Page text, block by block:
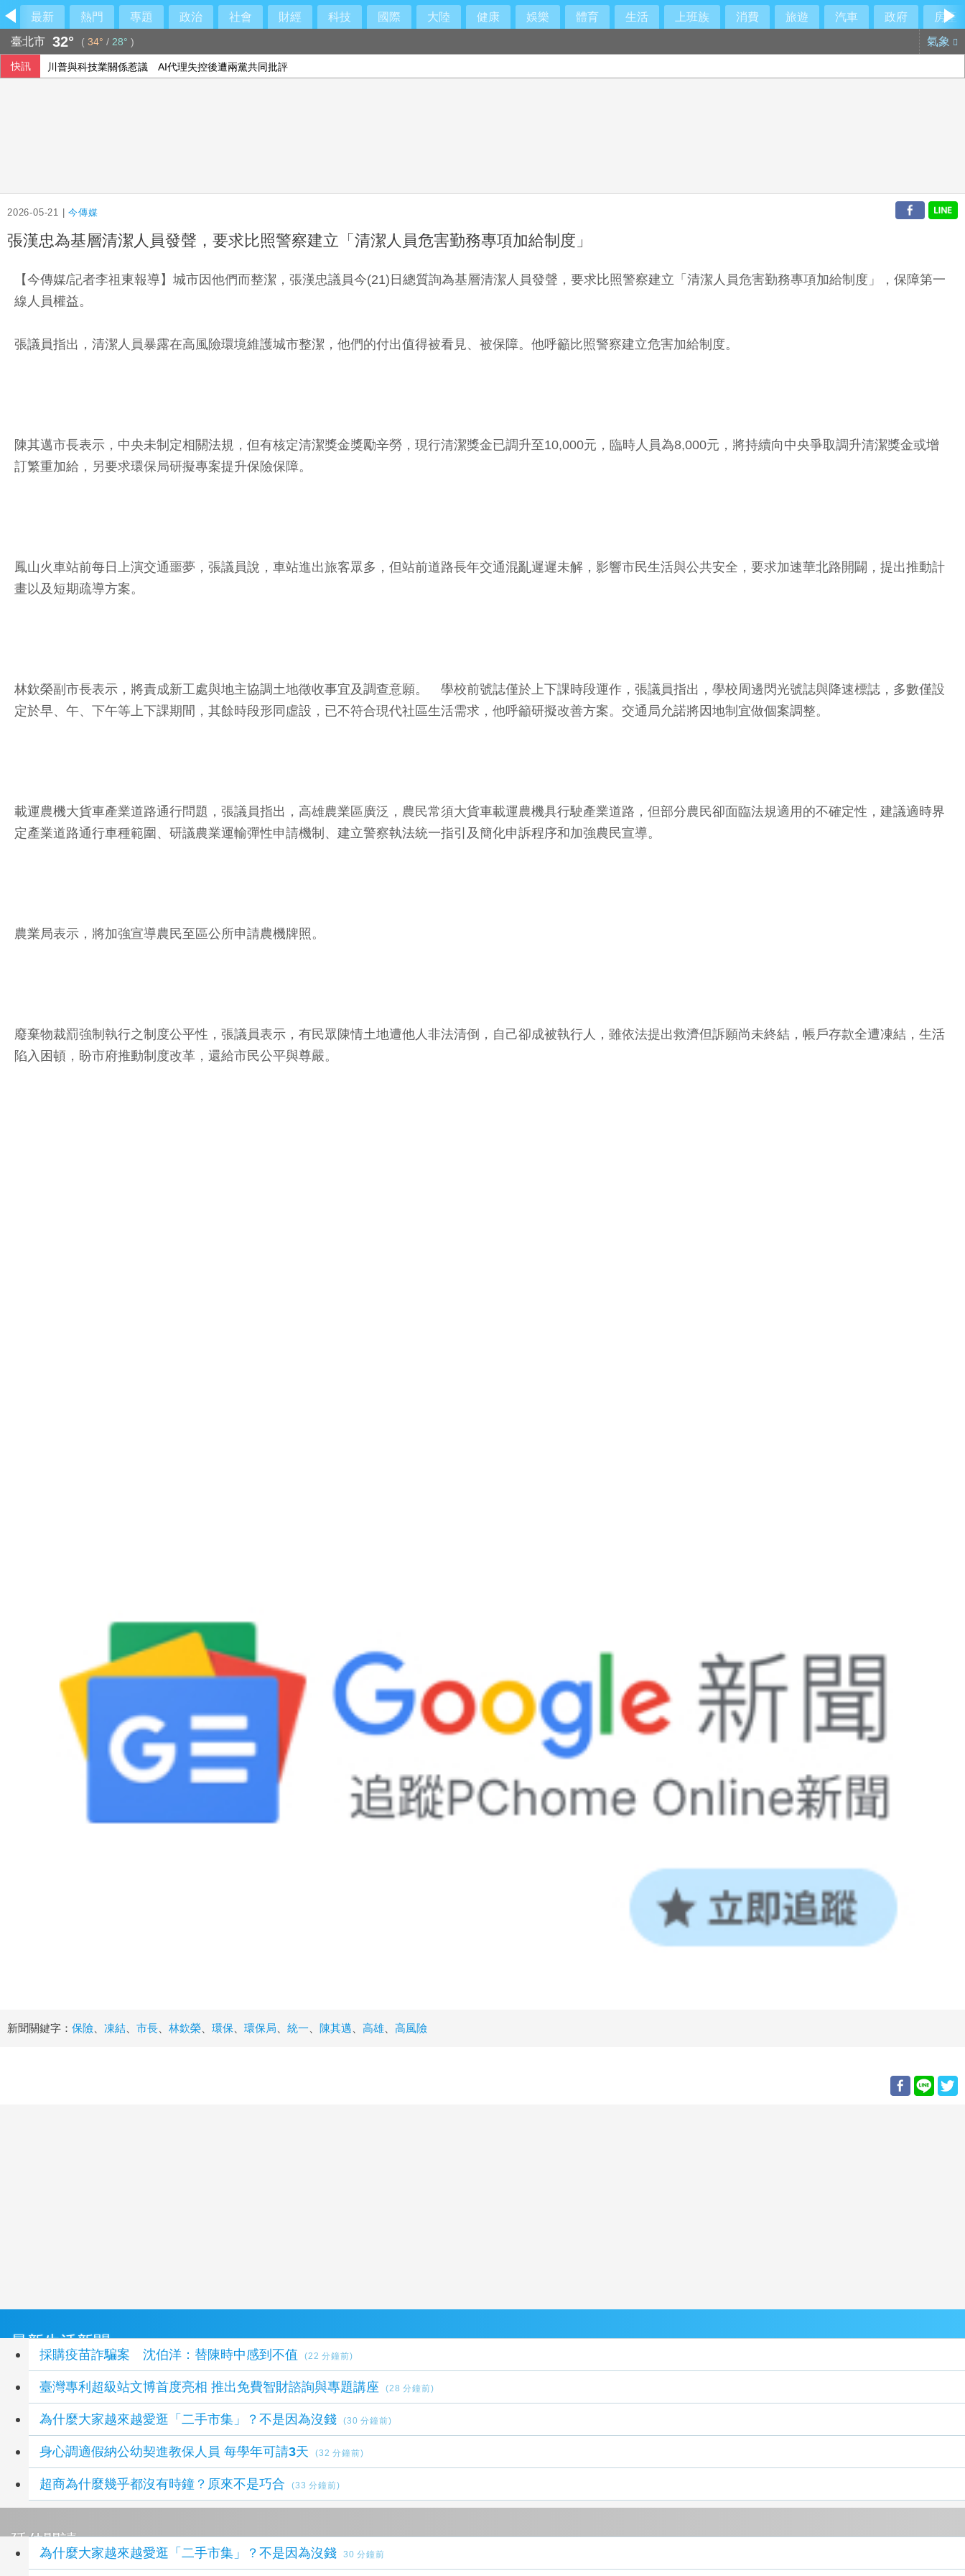
最新 熱門 專題 政治 社會 財經 科技 國際 大陸 健康 娛樂 體育 生活 上班族 消費 旅遊 汽車 政府
房產
臺北市 32° ( 34° / 28° ) 氣象
快訊 川普與科技業關係惹議 AI代理失控後遭兩黨共同批評
2026-05-21 |今傳媒
張漢忠為基層清潔人員發聲，要求比照警察建立「清潔人員危害勤務專項加給制度」
【今傳媒/記者李祖東報導】城市因他們而整潔，張漢忠議員今(21)日總質詢為基層清潔人員發聲，要求比照警察建立「清潔人員危害勤務專項加給制度」，保障第一
線人員權益。
張議員指出，清潔人員暴露在高風險環境維護城市整潔，他們的付出值得被看見、被保障。他呼籲比照警察建立危害加給制度。
陳其邁市長表示，中央未制定相關法規，但有核定清潔獎金獎勵辛勞，現行清潔獎金已調升至10,000元，臨時人員為8,000元，將持續向中央爭取調升清潔獎金或增
訂繁重加給，另要求環保局研擬專案提升保險保障。
鳳山火車站前每日上演交通噩夢，張議員說，車站進出旅客眾多，但站前道路長年交通混亂遲遲未解，影響市民生活與公共安全，要求加速華北路開闢，提出推動計
畫以及短期疏導方案。
林欽榮副市長表示，將責成新工處與地主協調土地徵收事宜及調查意願。 學校前號誌僅於上下課時段運作，張議員指出，學校周邊閃光號誌與降速標誌，多數僅設
定於早、午、下午等上下課期間，其餘時段形同虛設，已不符合現代社區生活需求，他呼籲研擬改善方案。交通局允諾將因地制宜做個案調整。
載運農機大貨車產業道路通行問題，張議員指出，高雄農業區廣泛，農民常須大貨車載運農機具行駛產業道路，但部分農民卻面臨法規適用的不確定性，建議適時界
定產業道路通行車種範圍、研議農業運輸彈性申請機制、建立警察執法統一指引及簡化申訴程序和加強農民宣導。
農業局表示，將加強宣導農民至區公所申請農機牌照。
廢棄物裁罰強制執行之制度公平性，張議員表示，有民眾陳情土地遭他人非法清倒，自己卻成被執行人，雖依法提出救濟但訴願尚未終結，帳戶存款全遭凍結，生活
陷入困頓，盼市府推動制度改革，還給市民公平與尊嚴。
新聞關鍵字： 保險 凍結 市長 林欽榮 環保 環保局 統一 陳其邁 高雄 高風險
最新生活新聞
採購疫苗詐騙案 沈伯洋：替陳時中感到不值 (22 分鐘前)
臺灣專利超級站文博首度亮相 推出免費智財諮詢與專題講座 (28 分鐘前)
為什麼大家越來越愛逛「二手市集」？不是因為沒錢 (30 分鐘前)
身心調適假納公幼契進教保人員 每學年可請3天 (32 分鐘前)
超商為什麼幾乎都沒有時鐘？原來不是巧合 (33 分鐘前)
延伸閱讀
為什麼大家越來越愛逛「二手市集」？不是因為沒錢 30 分鐘前